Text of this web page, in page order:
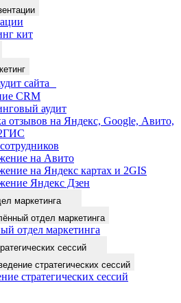
кит
сайта
CRM
аудит
отзывов на Яндекс, Google, Авито,
на Авито
на Яндекс картах и 2GIS
Яндекс Дзен
маркетинга
отдел маркетинга
отдел маркетинга
сессий
стратегических сессий
стратегических сессий